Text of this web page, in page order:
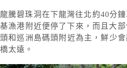
龍騰碧珠洞在下龍灣往北約40分
基漁港附近便停了下來，而且大
頭和巡洲島碼頭附近為主，鮮少
橋太遠。